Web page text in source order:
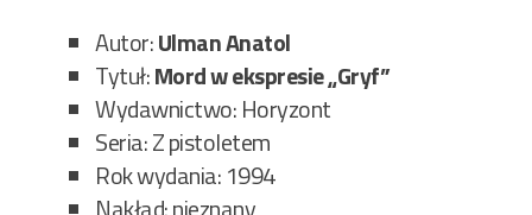
Autor:Ulman Anatol
Tytuł:Mord w ekspresie „Gryf”
Wydawnictwo: Horyzont
Seria: Z pistoletem
Rok wydania: 1994